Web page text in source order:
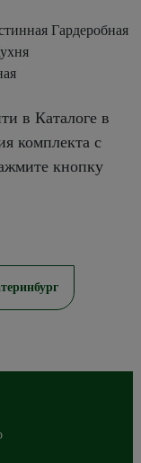
Гардеробная
в Каталоге в
комплекта с
кнопку